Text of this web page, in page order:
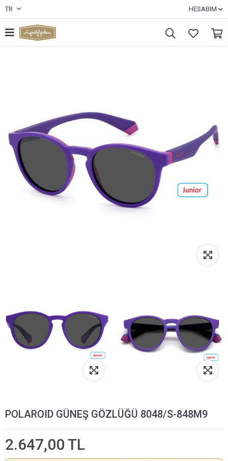
TR HESABIM
POLAROID GÜNEŞ GÖZLÜĞÜ 8048/S-848M9
2.647,00 TL